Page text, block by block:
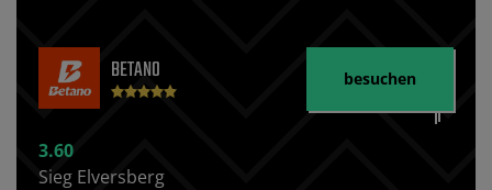
BETANO
3.60
Sieg Elversberg
besuchen